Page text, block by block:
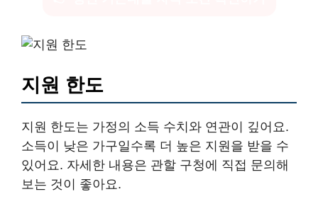
지원 한도
지원 한도는 가정의 소득 수치와 연관이 깊어요.
소득이 낮은 가구일수록 더 높은 지원을 받을 수
있어요. 자세한 내용은 관할 구청에 직접 문의해
보는 것이 좋아요.